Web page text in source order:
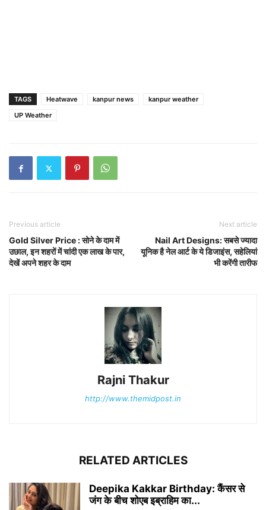
TAGS Heatwave kanpur news
kanpur weather
UP Weather
Previous article
Gold Silver Price : सोने के दाम में
उछाल, इन शहरों में चांदी एक लाख के पार,
देखें अपने शहर के दाम
Next article
Nail Art Designs: सबसे ज्यादा
यूनिक है नेल आर्ट के ये डिजाइंस, सहेलियां
भी करेंगी तारीफ
Rajni Thakur
http://www.themidpost.in
RELATED ARTICLES
Deepika Kakkar Birthday: कैंसर से
जंग के बीच शोएब इब्राहिम का...